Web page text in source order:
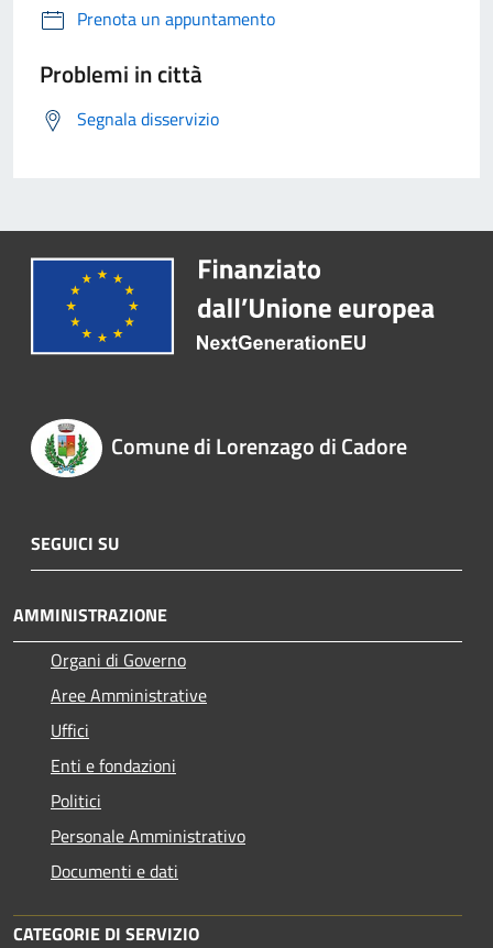
Prenota un appuntamento
Problemi in città
Segnala disservizio
Comune di Lorenzago di Cadore
SEGUICI SU
AMMINISTRAZIONE
Organi di Governo
Aree Amministrative
Uffici
Enti e fondazioni
Politici
Personale Amministrativo
Documenti e dati
CATEGORIE DI SERVIZIO